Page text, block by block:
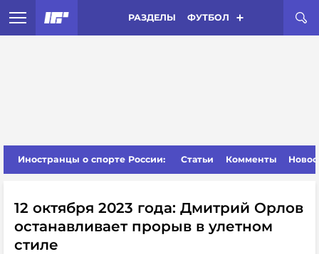
РАЗДЕЛЫ ФУТБОЛ
Иностранцы о спорте России: Статьи Комменты
12 октября 2023 года: Дмитрий Орлов
останавливает прорыв в улетном
стиле